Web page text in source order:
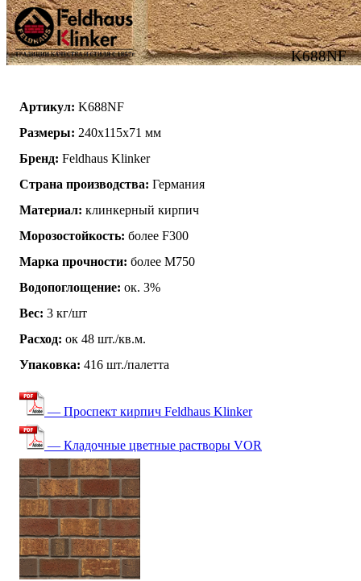
K688NF
Артикул: K688NF
Размеры: 240х115х71 мм
Бренд: Feldhaus Klinker
Страна производства: Германия
Материал: клинкерный кирпич
Морозостойкость: более F300
Марка прочности: более М750
Водопоглощение: ок. 3%
Вес: 3 кг/шт
Расход: ок 48 шт./кв.м.
Упаковка: 416 шт./палетта
— Проспект кирпич Feldhaus Klinker
— Кладочные цветные растворы VOR